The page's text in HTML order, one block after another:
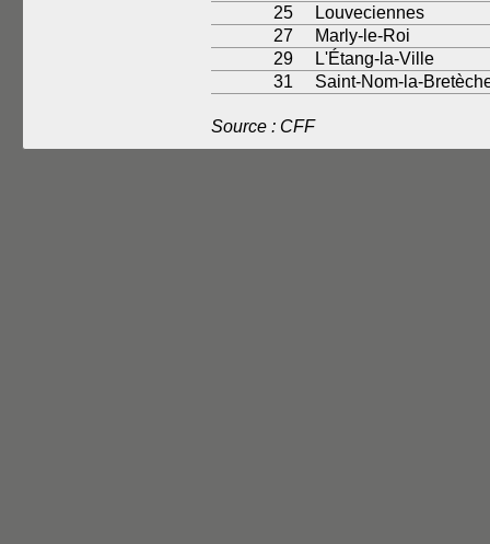
25
Louveciennes
27
Marly-le-Roi
29
L'Étang-la-Ville
31
Saint-Nom-la-
Source : CFF